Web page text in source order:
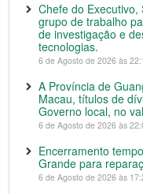
Chefe do
grupo de trabalho
de investigação e
tecnologias.
6 de Agosto de 2026 às
A Província de
Macau, títulos de
Governo local, no
6 de Agosto de 2026 às
Encerramento
Grande para
6 de Agosto de 2026 às